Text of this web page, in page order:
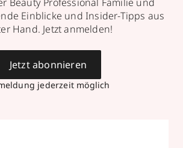
Einblicke und Insider-Tipps aus
Hand. Jetzt anmelden!
jederzeit möglich
Jetzt abonnieren